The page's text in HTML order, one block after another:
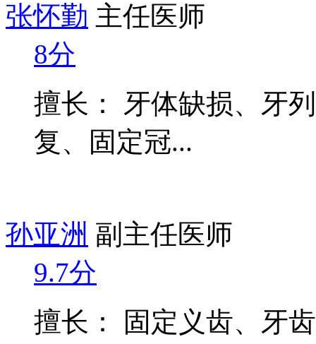
张怀勤 主任医师
8分
擅长： 牙体缺损、牙
复、固定冠...
孙亚洲 副主任医师
9.7分
擅长： 固定义齿、牙